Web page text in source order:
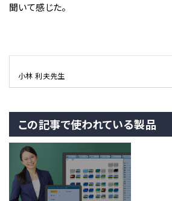
聞いて感じた。
小林 利夫先生
この記事で使われている製品